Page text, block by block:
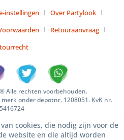
instellingen
Over Partylook
Retouraanvraag
Alle rechten voorbehouden.
onder depotnr. 1208051. KvK nr.
cookies, die nodig zijn voor de
website en die altijd worden